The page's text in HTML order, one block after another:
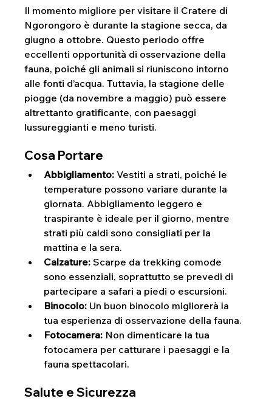
Il momento migliore per visitare il Cratere di
Ngorongoro è durante la stagione secca, da
giugno a ottobre. Questo periodo offre
eccellenti opportunità di osservazione della
fauna, poiché gli animali si riuniscono intorno
alle fonti d’acqua. Tuttavia, la stagione delle
piogge (da novembre a maggio) può essere
altrettanto gratificante, con paesaggi
lussureggianti e meno turisti.
Cosa Portare
Abbigliamento: Vestiti a strati, poiché le
temperature possono variare durante la
giornata. Abbigliamento leggero e
traspirante è ideale per il giorno, mentre
strati più caldi sono consigliati per la
mattina e la sera.
Calzature: Scarpe da trekking comode
sono essenziali, soprattutto se prevedi di
partecipare a safari a piedi o escursioni.
Binocolo: Un buon binocolo migliorerà la
tua esperienza di osservazione della fauna.
Fotocamera: Non dimenticare la tua
fotocamera per catturare i paesaggi e la
fauna spettacolari.
Salute e Sicurezza